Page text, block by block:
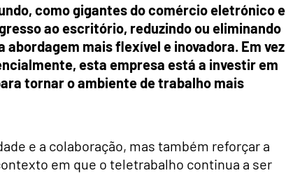
como gigantes do comércio eletrónico e
ao escritório, reduzindo ou eliminando
mais flexível e inovadora. Em vez
esta empresa está a investir em
tornar o ambiente de trabalho mais
e a colaboração, mas também reforçar a
em que o teletrabalho continua a ser